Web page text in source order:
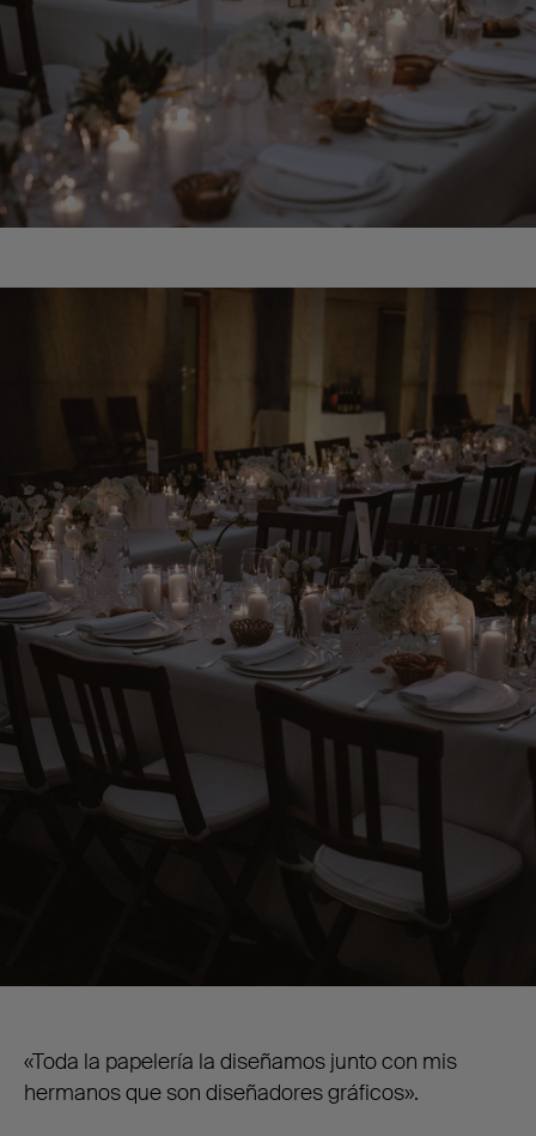
«Toda la papelería la diseñamos junto con mis
hermanos que son diseñadores gráficos».